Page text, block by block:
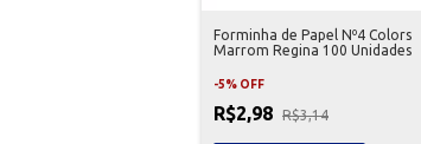
Forminha de Papel Nº4 Colors
Marrom Regina 100 Unidades
-5% OFF
R$2,98 R$3,14